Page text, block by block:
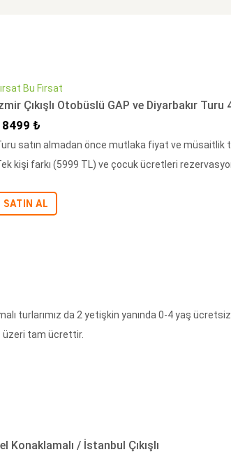
Bu Fırsat
Çıkışlı Otobüslü GAP ve Diyarbakır
Fiyat
₺
satın almadan önce mutlaka fiyat ve müsaitlik
kişi farkı (5999 TL) ve çocuk ücretleri
SATIN AL
turlarımız da 2 yetişkin yanında 0-4 yaş
üzeri tam ücrettir.
Konaklamalı / İstanbul Çıkışlı